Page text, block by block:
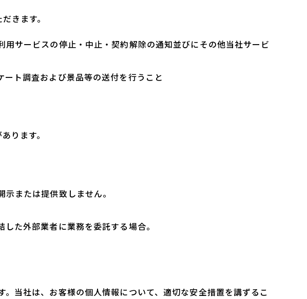
きます。
サービスの停止・中止・契約解除の通知並びにその他当社サービ
ト調査および景品等の送付を行うこと
ります。
または提供致しません。
た外部業者に業務を委託する場合。
当社は、お客様の個人情報について、適切な安全措置を講ずるこ